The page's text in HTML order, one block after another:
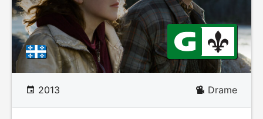
2013 Drame